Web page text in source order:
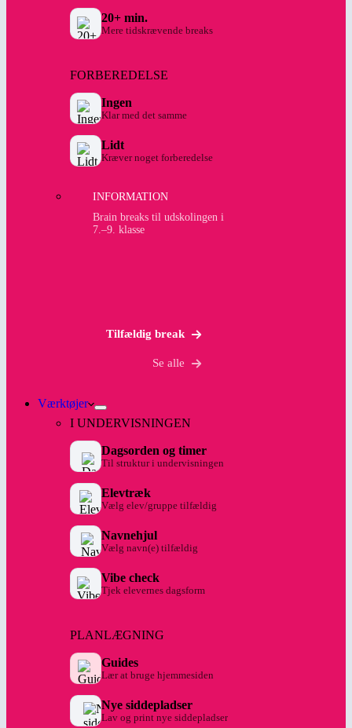
20+ min.
Mere tidskrævende breaks
FORBEREDELSE
Ingen
Klar med det samme
Lidt
Kræver noget forberedelse
INFORMATION
Brain breaks til udskolingen i
7.–9. klasse
Tilfældig break
Se alle
Værktøjer
I UNDERVISNINGEN
Dagsorden og timer
Til struktur i undervisningen
Elevtræk
Vælg elev/gruppe tilfældig
Navnehjul
Vælg navn(e) tilfældig
Vibe check
Tjek elevernes dagsform
PLANLÆGNING
Guides
Lær at bruge hjemmesiden
Nye siddepladser
Lav og print nye siddepladser